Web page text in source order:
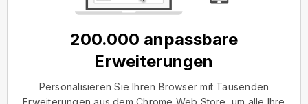
200.000 anpassbare
Erweiterungen
Personalisieren Sie Ihren Browser mit Tausenden
Erweiterungen aus dem Chrome Web Store, um alle Ihre